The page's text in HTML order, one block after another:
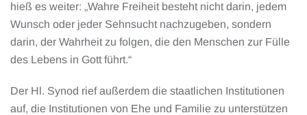
hieß es weiter: „Wahre Freiheit besteht nicht darin, jedem
Wunsch oder jeder Sehnsucht nachzugeben, sondern
darin, der Wahrheit zu folgen, die den Menschen zur Fülle
des Lebens in Gott führt.“
Der Hl. Synod rief außerdem die staatlichen Institutionen
auf, die Institutionen von Ehe und Familie zu unterstützen